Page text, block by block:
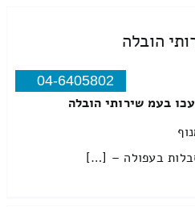
הובלה
04-6405802
בעמ שירותי הובלה
בעפולה – […]